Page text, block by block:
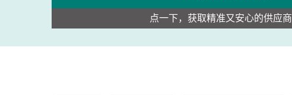
点一下，获取精准又安心的供应商